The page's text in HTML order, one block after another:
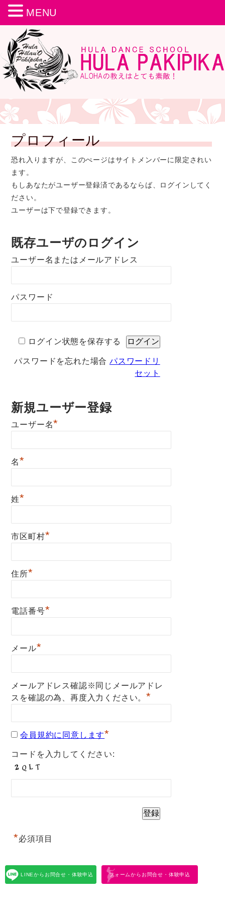
プロフィール
恐れ入りますが、このぺージはサイトメンバーに限定されい
ます。
もしあなたがユーザー登録済であるならば、ログインしてく
ださい。
ユーザーは下で登録できます。
既存ユーザのログイン
ユーザー名またはメールアドレス
パスワード
ログイン状態を保存する
パスワードを忘れた場合 パスワードリ
セット
新規ユーザー登録
ユーザー名*
名*
姓*
市区町村*
住所*
電話番号*
メール*
メールアドレス確認※同じメールアドレ
スを確認の為、再度入力ください。*
会員規約に同意します*
コードを入力してください:
*必須項目
LINEからお問合せ・体験申込 フォームからお問合せ・体験申込
MENU